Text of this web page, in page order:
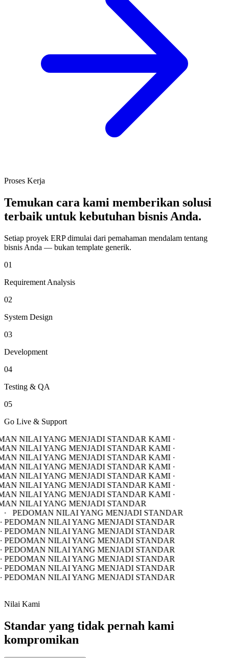
Proses Kerja
Temukan cara kami memberikan solusi
terbaik untuk kebutuhan bisnis Anda.
Setiap proyek ERP dimulai dari pemahaman mendalam tentang
bisnis Anda — bukan template generik.
01
Requirement Analysis
02
System Design
03
Development
04
Testing & QA
05
Go Live & Support
NILAI YANG MENJADI STANDAR KAMI ·
NILAI YANG MENJADI STANDAR KAMI ·
NILAI YANG MENJADI STANDAR KAMI ·
NILAI YANG MENJADI STANDAR KAMI ·
NILAI YANG MENJADI STANDAR KAMI ·
NILAI YANG MENJADI STANDAR KAMI ·
NILAI YANG MENJADI STANDAR KAMI ·
NILAI YANG MENJADI STANDAR
PEDOMAN NILAI YANG MENJADI STANDAR
PEDOMAN NILAI YANG MENJADI STANDAR
PEDOMAN NILAI YANG MENJADI STANDAR
PEDOMAN NILAI YANG MENJADI STANDAR
PEDOMAN NILAI YANG MENJADI STANDAR
PEDOMAN NILAI YANG MENJADI STANDAR
PEDOMAN NILAI YANG MENJADI STANDAR
PEDOMAN NILAI YANG MENJADI STANDAR
Nilai Kami
Standar yang tidak pernah kami
kompromikan